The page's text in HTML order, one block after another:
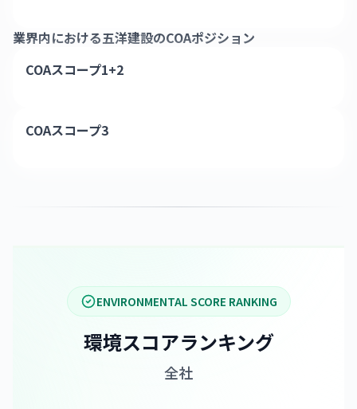
業界内における五洋建設のCOAポジション
COAスコープ1+2
COAスコープ3
ENVIRONMENTAL SCORE RANKING
環境スコアランキング
全社